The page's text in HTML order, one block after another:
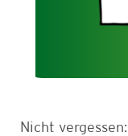
Nicht